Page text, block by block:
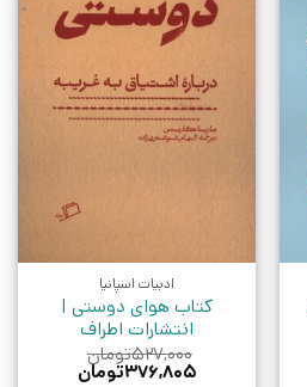
ادبیات اسپانیا
کتاب هوای دوستی |
انتشارات اطراف
۵۲۷,۰۰۰تومان
قیمت
۳۷۶,۸۰۵تومان